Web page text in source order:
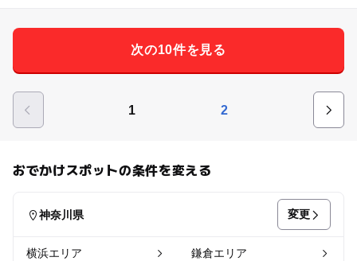
次の10件を見る
1 2
おでかけスポットの条件を変える
神奈川県 変更
横浜エリア 鎌倉エリア